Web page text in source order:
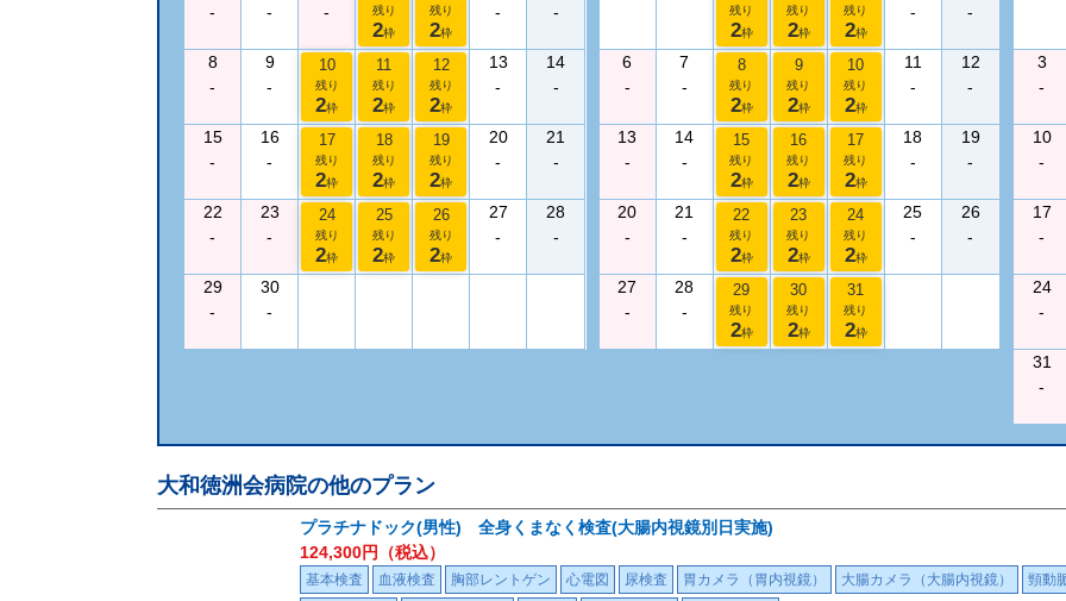
-
-
-
残り
2枠
残り
2枠
-
-
8
-
9
-
10
残り
2枠
11
残り
2枠
12
残り
2枠
13
-
14
-
15
-
16
-
17
残り
2枠
18
残り
2枠
19
残り
2枠
20
-
21
-
22
-
23
-
24
残り
2枠
25
残り
2枠
26
残り
2枠
27
-
28
-
29
-
30
-
残り
2枠
残り
2枠
残り
2枠
-
-
6
-
7
-
8
残り
2枠
9
残り
2枠
10
残り
2枠
11
-
12
-
13
-
14
-
15
残り
2枠
16
残り
2枠
17
残り
2枠
18
-
19
-
20
-
21
-
22
残り
2枠
23
残り
2枠
24
残り
2枠
25
-
26
-
27
-
28
-
29
残り
2枠
30
残り
2枠
31
残り
2枠
3
-
10
-
17
-
24
-
31
-
大和徳洲会病院の他のプラン
プラチナドック(男性) 全身くまなく検査(大腸内視鏡別日実施)
124,300円（税込）
基本検査 血液検査 胸部レントゲン 心電図 尿検査 胃カメラ（胃内視鏡） 大腸カメラ（大腸内視鏡）
頸動